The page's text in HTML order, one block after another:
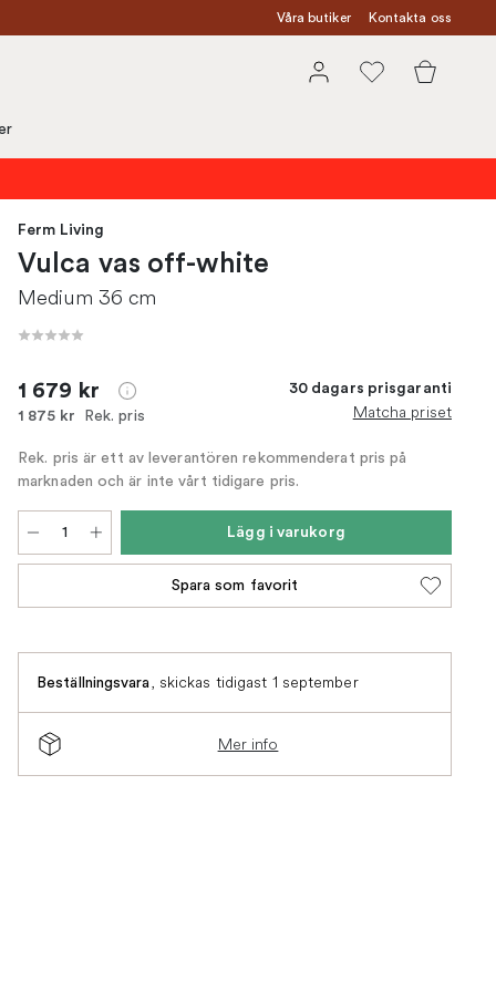
Våra butiker Kontakta oss
Ferm Living
Vulca vas off-white
Medium 36 cm
1 679 kr
1 875 kr Rek. pris
30 dagars prisgaranti
Matcha priset
Rek. pris är ett av leverantören rekommenderat pris på
marknaden och är inte vårt tidigare pris.
Lägg i varukorg
Spara som favorit
Beställningsvara, skickas tidigast 1 september
Mer info